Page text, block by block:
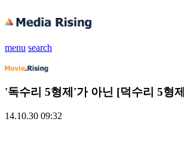
menu search
'독수리 5형제'가 아닌 [덕수리 5형
14.10.30 09:32